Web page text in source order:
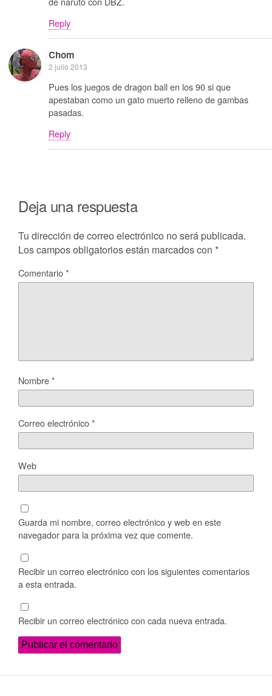
Reply
Chom
2 julio 2013
Pues los juegos de dragon ball en los 90 si que
apestaban como un gato muerto relleno de gambas
pasadas.
Reply
Deja una respuesta
Tu dirección de correo electrónico no será publicada.
Los campos obligatorios están marcados con *
Comentario*
Nombre*
Correo electrónico*
Web
Guarda mi nombre, correo electrónico y web en este
navegador para la próxima vez que comente.
Recibir un correo electrónico con los siguientes comentarios
a esta entrada.
Recibir un correo electrónico con cada nueva entrada.